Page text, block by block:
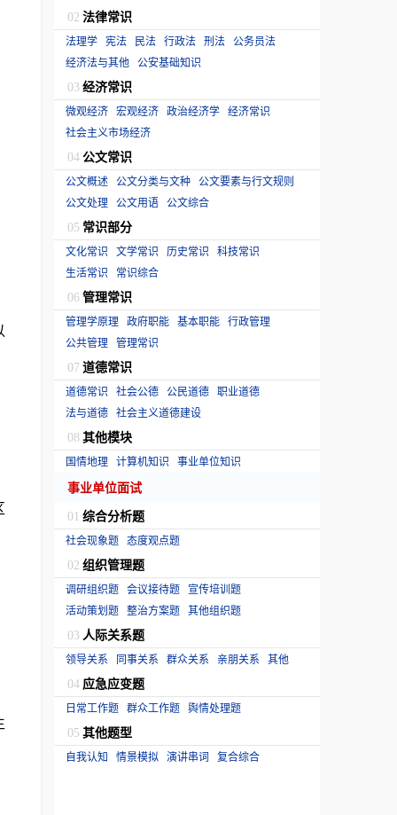
02 法律常识
法理学 宪法 民法 行政法 刑法 公务员法
经济法与其他 公安基础知识
03 经济常识
微观经济 宏观经济 政治经济学 经济常识
社会主义市场经济
04 公文常识
公文概述 公文分类与文种 公文要素与行文规则
公文处理 公文用语 公文综合
05 常识部分
文化常识 文学常识 历史常识 科技常识
生活常识
常识综合
06 管理常识
管理学原理 政府职能 基本职能 行政管理
公共管理 管理常识
07 道德常识
道德常识 社会公德 公民道德 职业道德
法与道德 社会主义道德建设
08 其他模块
国情地理 计算机知识 事业单位知识
事业单位面试
01 综合分析题
社会现象题 态度观点题
02 组织管理题
调研组织题 会议接待题 宣传培训题
活动策划题 整治方案题 其他组织题
03 人际关系题
领导关系 同事关系 群众关系 亲朋关系 其他
04 应急应变题
日常工作题 群众工作题 舆情处理题
05 其他题型
自我认知 情景模拟 演讲串词 复合综合